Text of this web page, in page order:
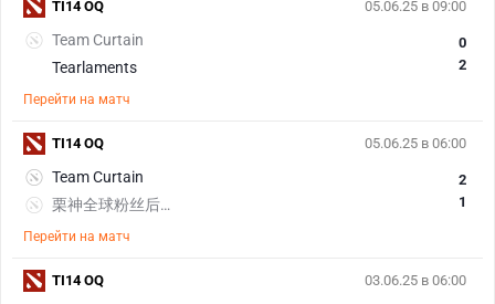
05.06.25 в 09:00
Team Curtain
Tearlaments
0
2
Перейти на матч
TI14 OQ
05.06.25 в 06:00
Team Curtain
栗神全球粉丝后援会
2
1
Перейти на матч
TI14 OQ
03.06.25 в 06:00
TI14 OQ